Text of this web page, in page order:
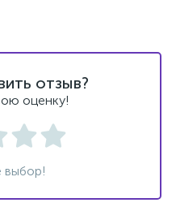
отзыв?
оценку!
выбор!